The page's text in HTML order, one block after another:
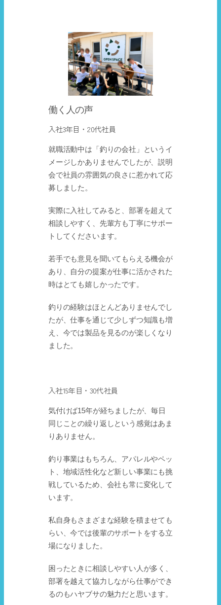
働く人の声
入社3年目・20代社員
就職活動中は「釣りの会社」というイ
メージしかありませんでしたが、説明
会で社員の雰囲気の良さに惹かれて応
募しました。
実際に入社してみると、部署を超えて
相談しやすく、先輩方も丁寧にサポー
トしてくださいます。
若手でも意見を聞いてもらえる機会が
あり、自分の提案が仕事に活かされた
時はとても嬉しかったです。
釣りの経験はほとんどありませんでし
たが、仕事を通じて少しずつ知識も増
え、今では製品を見るのが楽しくなり
ました。
入社15年目・30代社員
気付けば15年が経ちましたが、毎日
同じことの繰り返しという感覚はあま
りありません。
釣り事業はもちろん、アパレルやペッ
ト、地域活性化など新しい事業にも挑
戦しているため、会社も常に変化して
います。
私自身もさまざまな経験を積ませても
らい、今では後輩のサポートをする立
場になりました。
困ったときに相談しやすい人が多く、
部署を越えて協力しながら仕事ができ
るのもハヤブサの魅力だと思います。